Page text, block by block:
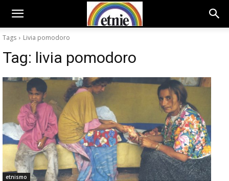
Tags Livia pomodoro
Tag: livia pomodoro
etnismo